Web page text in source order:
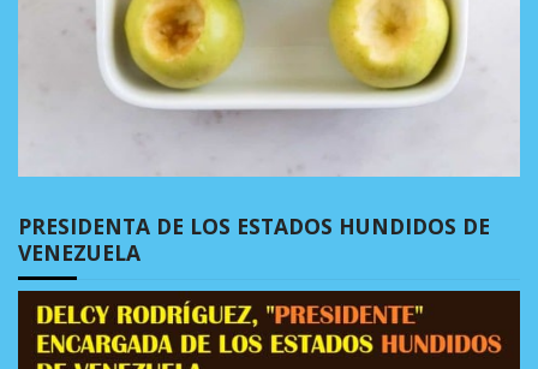
PRESIDENTA DE LOS ESTADOS HUNDIDOS DE
VENEZUELA